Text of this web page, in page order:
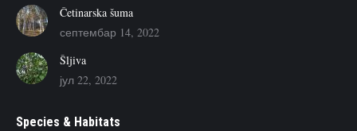
Četinarska šuma
септембар 14, 2022
Šljiva
јул 22, 2022
Species & Habitats